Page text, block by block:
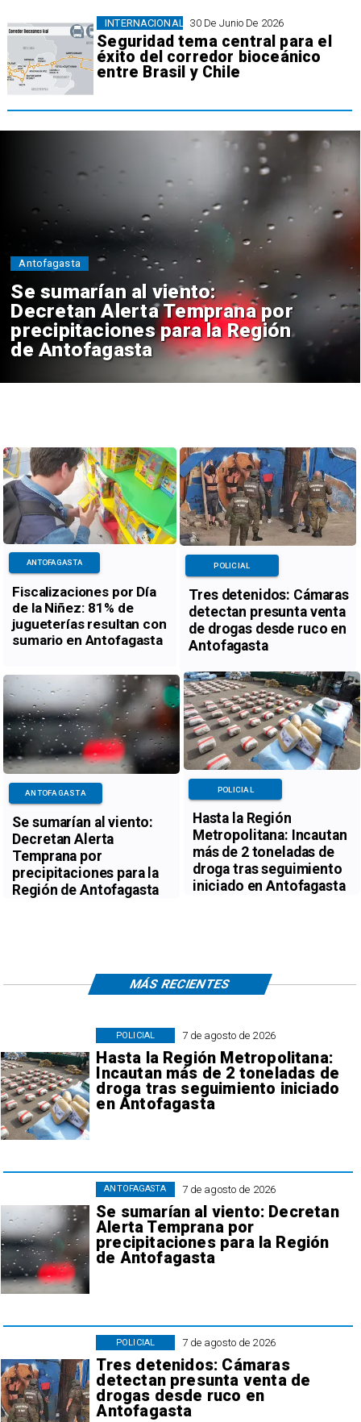
30 De Junio De 2026
Seguridad tema central para el
éxito del corredor bioceánico
entre Brasil y Chile
INTERNACIONAL
Se sumarían al viento:
Decretan Alerta Temprana por
precipitaciones para la Región
de Antofagasta
Antofagasta
Fiscalizaciones por Día
de la Niñez: 81% de
jugueterías resultan con
sumario en Antofagasta
ANTOFAGASTA
Tres detenidos: Cámaras
detectan presunta venta
de drogas desde ruco en
Antofagasta
POLICIAL
Se sumarían al viento:
Decretan Alerta
Temprana por
precipitaciones para la
Región de Antofagasta
ANTOFAGASTA
Hasta la Región
Metropolitana: Incautan
más de 2 toneladas de
droga tras seguimiento
iniciado en Antofagasta
POLICIAL
7 de agosto de 2026
Hasta la Región Metropolitana:
Incautan más de 2 toneladas de
droga tras seguimiento iniciado
en Antofagasta
POLICIAL
7 de agosto de 2026
Se sumarían al viento: Decretan
Alerta Temprana por
precipitaciones para la Región
de Antofagasta
ANTOFAGASTA
7 de agosto de 2026
Tres detenidos: Cámaras
detectan presunta venta de
drogas desde ruco en
Antofagasta
POLICIAL
MÁS RECIENTES